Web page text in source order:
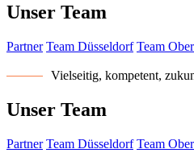
Unser Team
Partner Team Düsseldorf Team
Vielseitig, kompetent,
Unser Team
Partner Team Düsseldorf Team